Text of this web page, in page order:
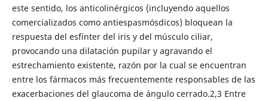
este sentido, los anticolinérgicos (incluyendo aquellos
comercializados como antiespasmósdicos) bloquean la
respuesta del esfínter del iris y del músculo ciliar,
provocando una dilatación pupilar y agravando el
estrechamiento existente, razón por la cual se encuentran
entre los fármacos más frecuentemente responsables de las
exacerbaciones del glaucoma de ángulo cerrado.2,3 Entre